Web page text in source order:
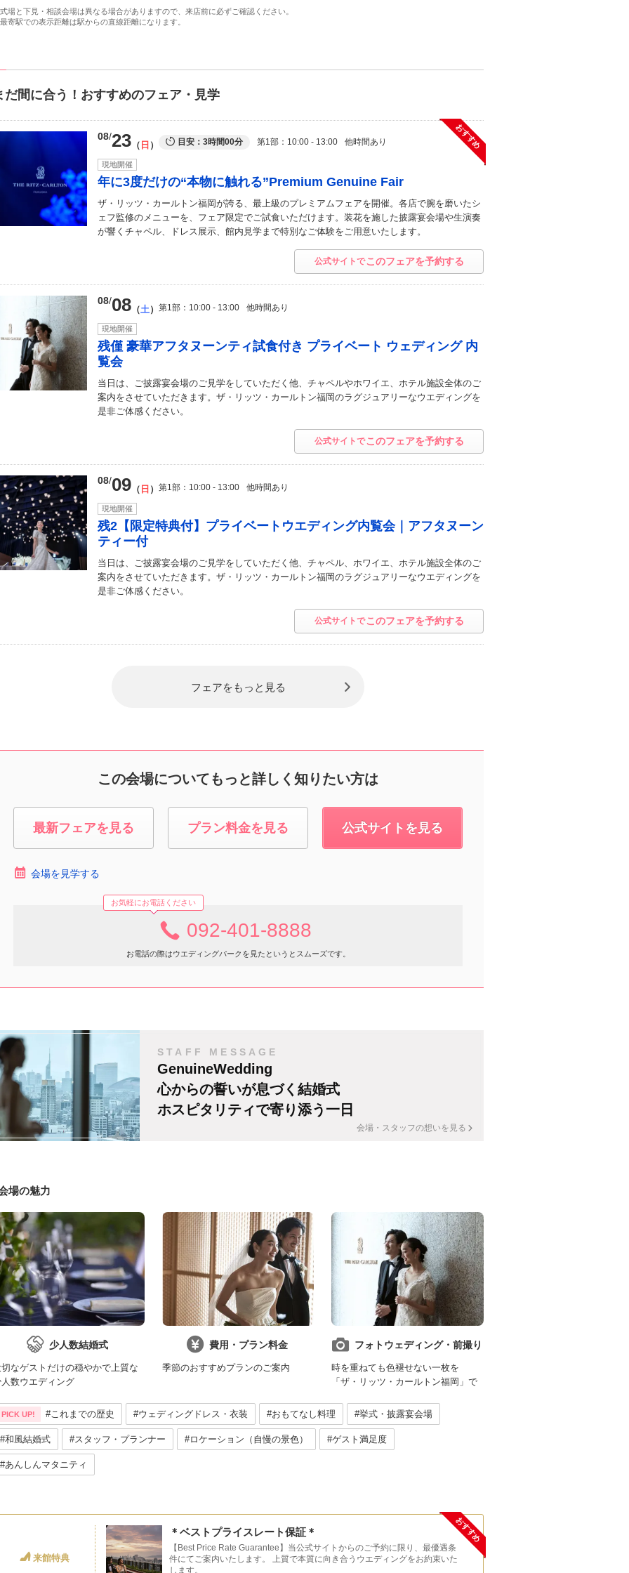
場と下見・相談会場は異なる場合がありますので、来店前に必ずご確認ください。
寄駅での表示距離は駅からの直線距離になります。
だ間に合う！おすすめのフェア・見学
おすすめ
08 23 日 目安：3時間00分 第1部 10:00 - 13:00 他時間あり
現地開催
年に3度だけの“本物に触れる”Premium Genuine Fair
ザ・リッツ・カールトン福岡が誇る、最上級のプレミアムフェアを開催。各店で腕を磨いたシ
ェフ監修のメニューを、フェア限定でご試食いただけます。装花を施した披露宴会場や生演奏
が響くチャペル、ドレス展示、館内見学まで特別なご体験をご用意いたします。
公式サイトでこのフェアを予約する
08 08 土 第1部 10:00 - 13:00 他時間あり
現地開催
残僅 豪華アフタヌーンティ試食付き プライベート ウェディング 内
覧会
当日は、ご披露宴会場のご見学をしていただく他、チャペルやホワイエ、ホテル施設全体のご
案内をさせていただきます。ザ・リッツ・カールトン福岡のラグジュアリーなウエディングを
是非ご体感ください。
公式サイトでこのフェアを予約する
08 09 日 第1部 10:00 - 13:00 他時間あり
現地開催
残2【限定特典付】プライベートウエディング内覧会｜アフタヌーン
ティー付
当日は、ご披露宴会場のご見学をしていただく他、チャペル、ホワイエ、ホテル施設全体のご
案内をさせていただきます。ザ・リッツ・カールトン福岡のラグジュアリーなウエディングを
是非ご体感ください。
公式サイトでこのフェアを予約する
フェアをもっと見る
この会場についてもっと詳しく知りたい方は
最新フェアを見る プラン料金を見る 公式サイトを見る
会場を見学する
092-401-8888
お電話の際はウエディングパークを見たというとスムーズです。
お気軽にお電話ください
STAFF MESSAGE
GenuineWedding
心からの誓いが息づく結婚式
ホスピタリティで寄り添う一日
会場・スタッフの想いを見る
場の魅力
少人数結婚式
なゲストだけの穏やかで上質な
数ウエディング
費用・プラン料金
季節のおすすめプランのご案内
フォトウェディング・前撮り
時を重ねても色褪せない一枚を
「ザ・リッツ・カールトン福岡」で
PICK UP! #これまでの歴史 #ウェディングドレス・衣装 #おもてなし料理 #挙式・披露宴会場
#和風結婚式 #スタッフ・プランナー #ロケーション（自慢の景色） #ゲスト満足度
#あんしんマタニティ
おすすめ
来館特典
＊ベストプライスレート保証＊
【Best Price Rate Guarantee】当公式サイトからのご予約に限り、最優遇条
件にてご案内いたします。 上質で本質に向き合うウエディングをお約束いた
します。